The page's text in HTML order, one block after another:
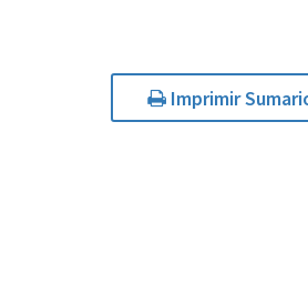
Imprimir